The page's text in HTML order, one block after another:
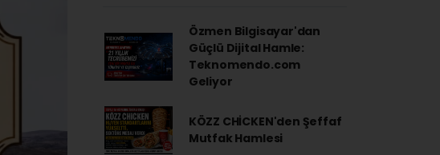
Özmen Bilgisayar'dan
Güçlü Dijital Hamle:
Teknomendo.com
Geliyor
KÖZZ CHİCKEN'den Şeffaf
Mutfak Hamlesi